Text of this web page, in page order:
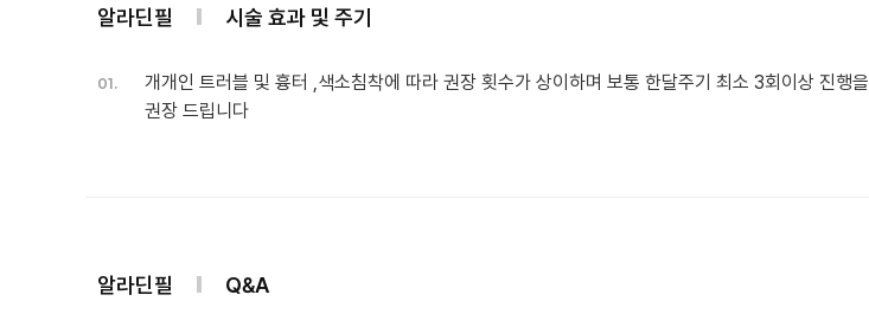
알라딘필 시술 효과 및 주기
01.
개개인 트러블 및 흉터 ,색소침착에 따라 권장 횟수가 상이하며 보통 한달주기 최소 3회이상 진행을
권장 드립니다
알라딘필 Q&A